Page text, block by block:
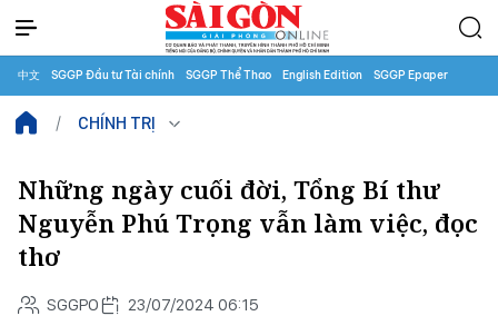
中文 SGGP Đầu tư Tài chính SGGP Thể Thao English Edition SGGP Epaper
CHÍNH TRỊ
Những ngày cuối đời, Tổng Bí thư
Nguyễn Phú Trọng vẫn làm việc, đọc
thơ
SGGPO 23/07/2024 06:15